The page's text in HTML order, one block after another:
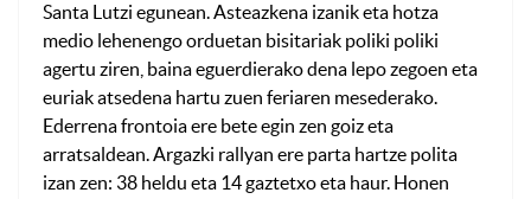
Santa Lutzi egunean. Asteazkena izanik eta hotza
medio lehenengo orduetan bisitariak poliki poliki
agertu ziren, baina eguerdierako dena lepo zegoen eta
euriak atsedena hartu zuen feriaren mesederako.
Ederrena frontoia ere bete egin zen goiz eta
arratsaldean. Argazki rallyan ere parta hartze polita
izan zen: 38 heldu eta 14 gaztetxo eta haur. Honen